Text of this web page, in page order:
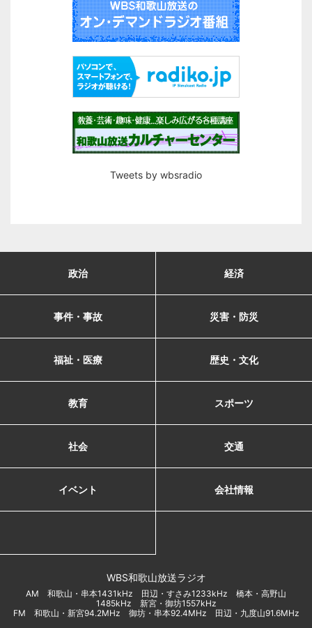
Tweets by wbsradio
政治 経済
事件・事故 災害・防災
福祉・医療 歴史・文化
教育 スポーツ
社会 交通
イベント 会社情報
WBS和歌山放送ラジオ
AM 和歌山・串本1431kHz 田辺・すさみ1233kHz 橋本・高野山
1485kHz 新宮・御坊1557kHz
FM 和歌山・新宮94.2MHz 御坊・串本92.4MHz 田辺・九度山91.6MHz